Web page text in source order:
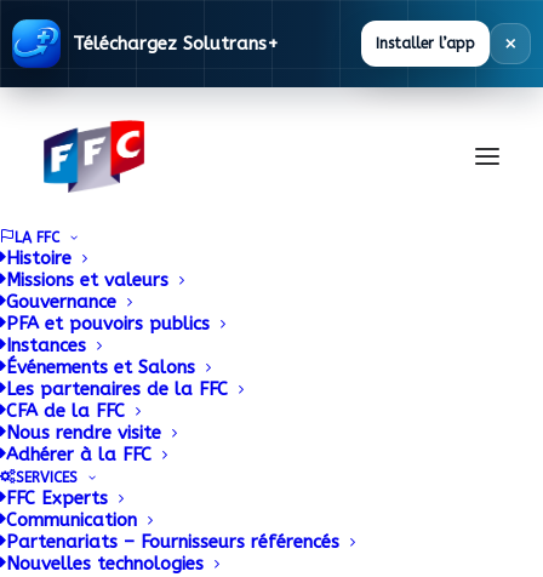
Téléchargez Solutrans+ Installer l’app ×
LA FFC
Histoire
Missions et valeurs
Gouvernance
PFA et pouvoirs publics
Instances
Événements et Salons
Les partenaires de la FFC
CFA de la FFC
Nous rendre visite
Adhérer à la FFC
SERVICES
FFC Experts
Communication
Partenariats – Fournisseurs référencés
Nouvelles technologies
MIRKA, une autre
façon de poncer
24 MARS 2015 | BY
Pour rentabiliser leur activité, les carrossiers ne
cessent de rechercher des solutions visant à
accroître leur productivité. Le finlandais Mirka,